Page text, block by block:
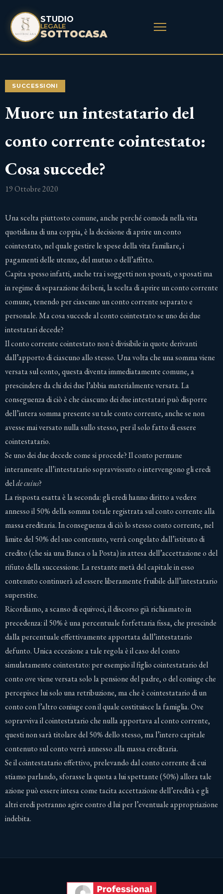
STUDIO
LEGALE
SOTTOCASA
SUCCESSIONI
Muore un intestatario del
conto corrente cointestato:
Cosa succede?
19 Ottobre 2020
Una scelta piuttosto comune, anche perché comoda nella vita
quotidiana di una coppia, è la decisione di aprire un conto
cointestato, nel quale gestire le spese della vita familiare, i
pagamenti delle utenze, del mutuo o dell’affitto.
Capita spesso infatti, anche tra i soggetti non sposati, o sposati ma
in regime di separazione dei beni, la scelta di aprire un conto corrente
comune, tenendo per ciascuno un conto corrente separato e
personale. Ma cosa succede al conto cointestato se uno dei due
intestatari decede?
Il conto corrente cointestato non è divisibile in quote derivanti
dall’apporto di ciascuno allo stesso. Una volta che una somma viene
versata sul conto, questa diventa immediatamente comune, a
prescindere da chi dei due l’abbia materialmente versata. La
conseguenza di ciò è che ciascuno dei due intestatari può disporre
dell’intera somma presente su tale conto corrente, anche se non
avesse mai versato nulla sullo stesso, per il solo fatto di essere
cointestatario.
Se uno dei due decede come si procede? Il conto permane
interamente all’intestatario sopravvissuto o intervengono gli eredi
delde cuius?
La risposta esatta è la seconda: gli eredi hanno diritto a vedere
annesso il 50% della somma totale registrata sul conto corrente alla
massa ereditaria. In conseguenza di ciò lo stesso conto corrente, nel
limite del 50% del suo contenuto, verrà congelato dall’istituto di
credito (che sia una Banca o la Posta) in attesa dell’accettazione o del
rifiuto della successione. La restante metà del capitale in esso
contenuto continuerà ad essere liberamente fruibile dall’intestatario
superstite.
Ricordiamo, a scanso di equivoci, il discorso già richiamato in
precedenza: il 50% è una percentuale forfettaria fissa, che prescinde
dalla percentuale effettivamente apportata dall’intestatario
defunto. Unica eccezione a tale regola è il caso del conto
simulatamente cointestato: per esempio il figlio cointestatario del
conto ove viene versata solo la pensione del padre, o del coniuge che
percepisce lui solo una retribuzione, ma che è cointestatario di un
conto con l’altro coniuge con il quale costituisce la famiglia. Ove
sopravviva il cointestatario che nulla apportava al conto corrente,
questi non sarà titolare del 50% dello stesso, ma l’intero capitale
contenuto sul conto verrà annesso alla massa ereditaria.
Se il cointestatario effettivo, prelevando dal conto corrente di cui
stiamo parlando, sforasse la quota a lui spettante (50%) allora tale
azione può essere intesa come tacita accettazione dell’eredità e gli
altri eredi potranno agire contro d lui per l’eventuale appropriazione
indebita.